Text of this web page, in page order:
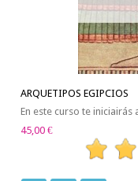
ARQUETIPOS EGIPCIOS
En este curso te iniciairás
45,00 €